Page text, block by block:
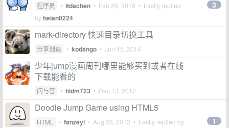
程序员 • itdachen • Feb 25, 2015 • Lastly replied
byheian0224
3
mark-directory 快速目录切换工具
分享创造 • kodango • Jun 15, 2014
少年jump漫画周刊哪里能够买到或者在线
下载能看的
问与答 • hldm723 • Dec 13, 2012
Doodle Jump Game using HTML5
HTML • fanzeyi • Aug 26, 2012 • Lastly replied by 1